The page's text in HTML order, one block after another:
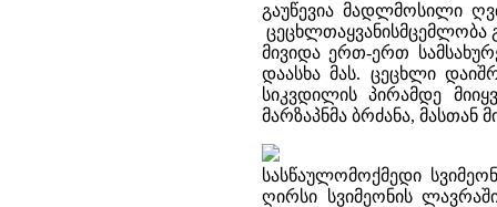
გაუწევია მადლმოსილი
ცეცხლთაყვანისმცემლობა
მივიდა ერთ-ერთ
დაასხა მას. ცეცხლი
სიკვდილის პირამდე
მარზაპნმა ბრძანა, მასთან
სასწაულომოქმედი
ღირსი სვიმეონის